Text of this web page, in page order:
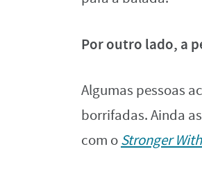
Por outro lado, a
Algumas pessoas
borrifadas. Ainda
com oStronger